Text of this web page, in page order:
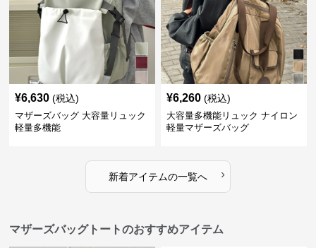
¥6,630 (税込)
マザーズバッグ 大容量リュック
軽量多機能
¥6,260 (税込)
大容量多機能リュック ナイロン
軽量マザーズバッグ
新着アイテムの一覧へ ›
マザーズバッグトートのおすすめアイテム